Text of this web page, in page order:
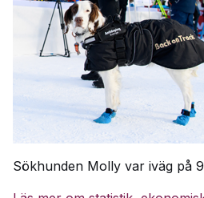
Sökhunden Molly var iväg på